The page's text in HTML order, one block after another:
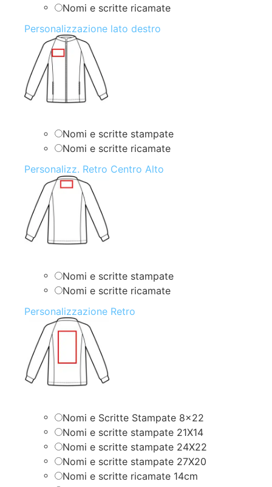
Nomi e scritte ricamate
Personalizzazione lato destro
Nomi e scritte stampate
Nomi e scritte ricamate
Personalizz. Retro Centro Alto
Nomi e scritte stampate
Nomi e scritte ricamate
Personalizzazione Retro
Nomi e Scritte Stampate 8×22
Nomi e scritte stampate 21X14
Nomi e scritte stampate 24X22
Nomi e scritte stampate 27X20
Nomi e scritte ricamate 14cm